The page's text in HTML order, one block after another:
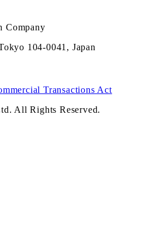
Company
104-0041, Japan
Transactions Act
All Rights Reserved.